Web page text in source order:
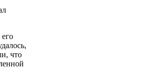
что